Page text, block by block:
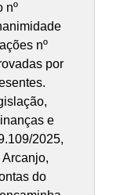
nº
nº
por
e
2025,
do